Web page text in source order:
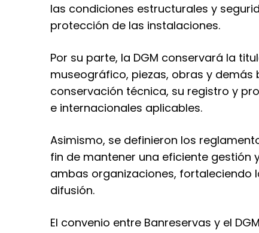
las condiciones estructurales y
protección de las instalaciones.
Por su parte, la DGM conservará la
museográfico, piezas, obras y demás
conservación técnica, su registro y
e internacionales aplicables.
Asimismo, se definieron los
fin de mantener una eficiente gestión
ambas organizaciones, fortaleciendo
difusión.
El convenio entre Banreservas y el